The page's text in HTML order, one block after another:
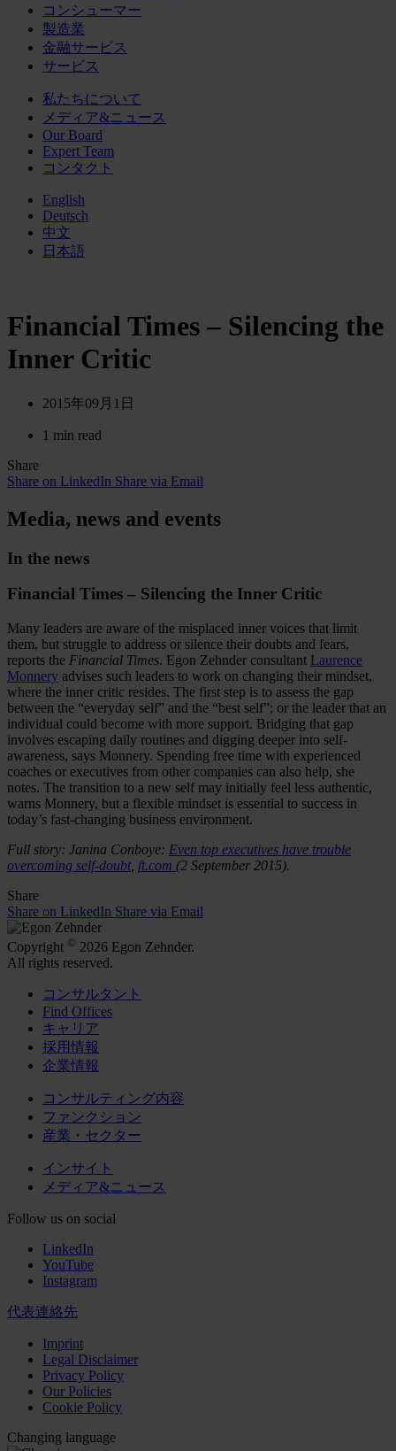
コンシューマー
製造業
金融サービス
サービス
私たちについて
メディア&ニュース
Our Board
Expert Team
コンタクト
English
Deutsch
中文
日本語
Financial Times – Silencing the
Inner Critic
2015年09月1日
1 min read
Share
Share on LinkedIn Share via Email
Media, news and events
In the news
Financial Times – Silencing the Inner Critic
Many leaders are aware of the misplaced inner voices that limit
them, but struggle to address or silence their doubts and fears,
reports the Financial Times. Egon Zehnder consultant Laurence
Monnery advises such leaders to work on changing their mindset,
where the inner critic resides. The first step is to assess the gap
between the “everyday self” and the “best self”; or the leader that an
individual could become with more support. Bridging that gap
involves escaping daily routines and digging deeper into self-
awareness, says Monnery. Spending free time with experienced
coaches or executives from other companies can also help, she
notes. The transition to a new self may initially feel less authentic,
warns Monnery, but a flexible mindset is essential to success in
today’s fast-changing business environment.
Full story: Janina Conboye: Even top executives have trouble
overcoming self-doubt, ft.com (2 September 2015).
Share
Share on LinkedIn Share via Email
Copyright © 2026 Egon Zehnder.
All rights reserved.
コンサルタント
Find Offices
キャリア
採用情報
企業情報
コンサルティング内容
ファンクション
産業・セクター
インサイト
メディア&ニュース
Follow us on social
LinkedIn
YouTube
Instagram
代表連絡先
Imprint
Legal Disclaimer
Privacy Policy
Our Policies
Cookie Policy
Changing language